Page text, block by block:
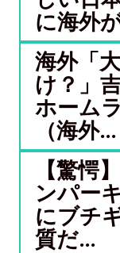
に海外
海外「
け？」
ホーム
（海外...
【驚愕
ンパー
にブチ
質だ...